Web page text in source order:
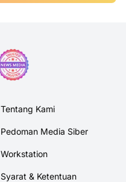
Tentang Kami
Pedoman Media Siber
Workstation
Syarat & Ketentuan